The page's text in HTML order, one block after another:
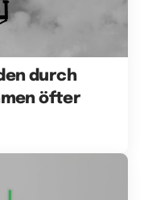
durch
öfter